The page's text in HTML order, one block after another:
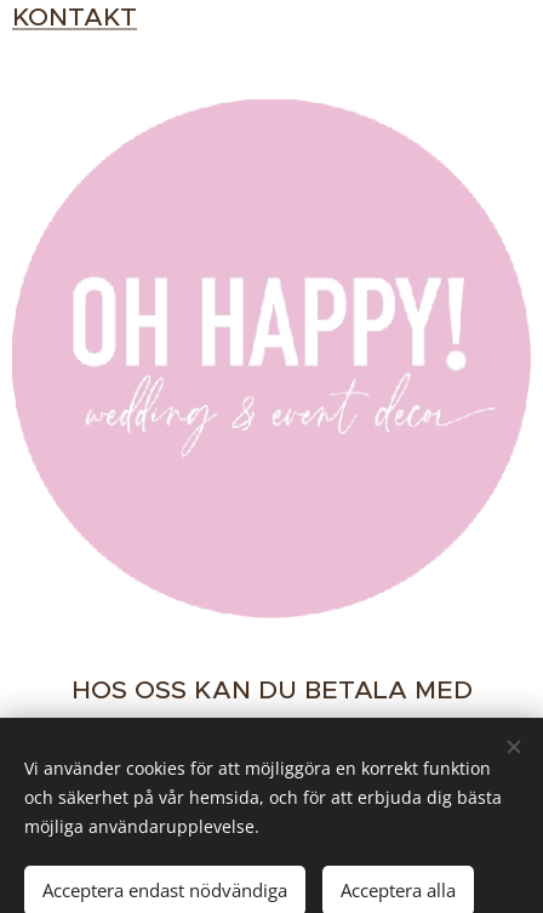
Tillfälligt slut
KONTAKT
HOS OSS KAN DU BETALA MED
©2022 by OH HAPPY! Cookies
Vi använder cookies för att möjliggöra en korrekt funktion
och säkerhet på vår hemsida, och för att erbjuda dig bästa
möjliga användarupplevelse.
Acceptera endast nödvändiga Acceptera alla